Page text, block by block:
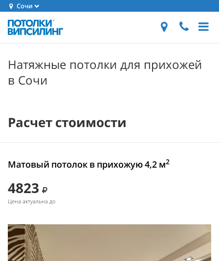
Сочи
Натяжные потолки для прихожей
в Сочи
Расчет стоимости
Матовый потолок в прихожую 4,2 м2
4823
Цена актуальна до